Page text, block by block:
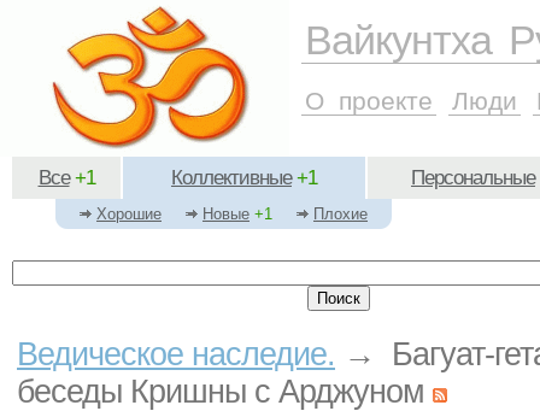
Все +1 Коллективные +1 Персональные
Хорошие Новые +1 Плохие
Ведическое наследие. → Багуат-
беседы Кришны с Арджуном
Вайкунтха
О проекте Люди